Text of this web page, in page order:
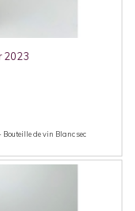
2023
Bouteille de vin Blanc sec